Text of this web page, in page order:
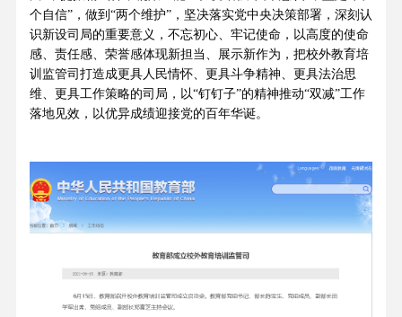
个自信”，做到“两个维护”，坚决落实党中央决策部署，深刻认
识新设司局的重要意义，不忘初心、牢记使命，以高度的使命
感、责任感、荣誉感体现新担当、展示新作为，把校外教育培
训监管司打造成更具人民情怀、更具斗争精神、更具法治思
维、更具工作策略的司局，以“钉钉子”的精神推动“双减”工作
落地见效，以优异成绩迎接党的百年华诞。